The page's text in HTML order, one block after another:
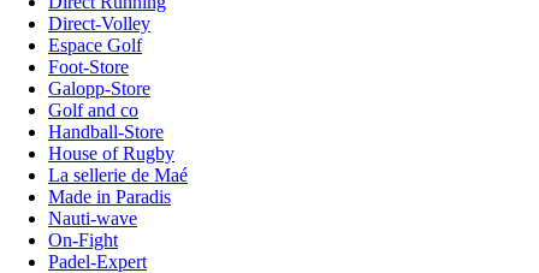
Direct-Volley
Espace Golf
Foot-Store
Galopp-Store
Golf and co
Handball-Store
House of Rugby
La sellerie de Maé
Made in Paradis
Nauti-wave
On-Fight
Padel-Expert